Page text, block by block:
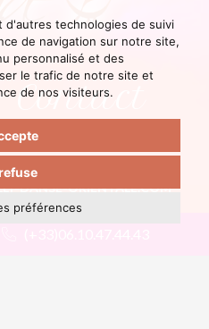
d'autres technologies de suivi
de navigation sur notre site,
personnalisé et des
le trafic de notre site et
de nos visiteurs.
préférences
DANSE-ORIENTALE.COM